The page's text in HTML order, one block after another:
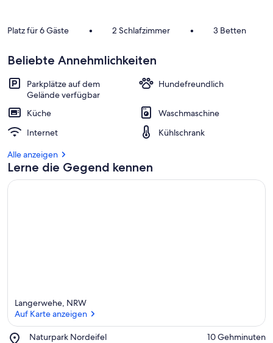
Platz für 6 Gäste • 2 Schlafzimmer • 3 Betten
Beliebte Annehmlichkeiten
Parkplätze auf dem
Gelände verfügbar
Hundefreundlich
Küche
Waschmaschine
Internet
Kühlschrank
Alle anzeigen
Lerne die Gegend kennen
Langerwehe, NRW
Auf Karte anzeigen
Naturpark Nordeifel
Place,
‪10 Gehminuten‬